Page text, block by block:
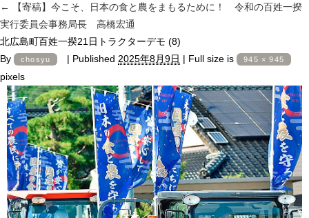
←
【寄稿】今こそ、日本の食と農をまもるために！ 令和の百姓一揆
実行委員会事務局長 高橋宏通
北広島町百姓一揆21日トラクターデモ (8)
By
chosyu | Published 2025年8月9日 | Full size is 945 × 945
pixels